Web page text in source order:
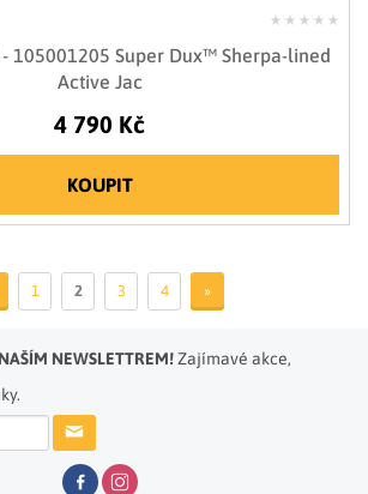
105001205 Super Dux™ Sherpa-lined
Active Jac
4 790 Kč
KOUPIT
1 2 3 4 »
NEWSLETTREM!Zajímavé akce,